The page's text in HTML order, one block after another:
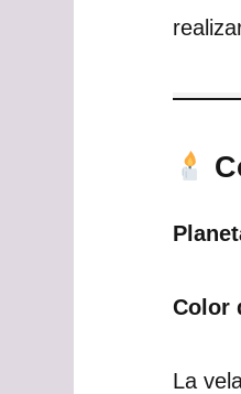
Color
La